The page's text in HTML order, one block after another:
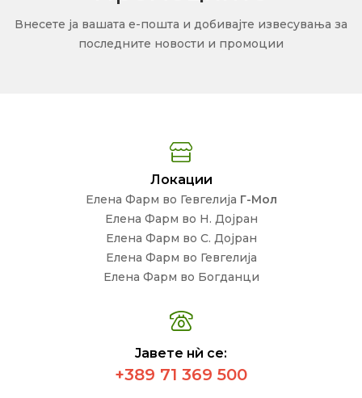
Внесете ја вашата е-пошта и добивајте извесувања за
последните новости и промоции
Локации
Елена Фарм во Гевгелија Г-Мол
Елена Фарм во Н. Дојран
Елена Фарм во С. Дојран
Елена Фарм во Гевгелија
Елена Фарм во Богданци
Јавете нѝ се:
+389 71 369 500